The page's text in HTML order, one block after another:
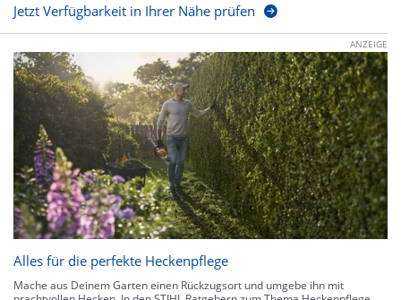
Jetzt Verfügbarkeit in Ihrer Nähe prüfen
ANZEIGE
Alles für die perfekte Heckenpflege
Mache aus Deinem Garten einen Rückzugsort und umgebe ihn mit